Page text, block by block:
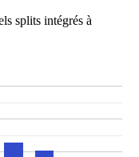
splits intégrés à